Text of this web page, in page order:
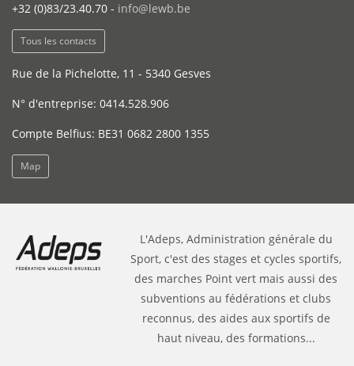
+32 (0)83/23.40.70 - info@lewb.be
Tous les contacts
Rue de la Pichelotte, 11 - 5340 Gesves
N° d'entreprise: 0414.528.906
Compte Belfius: BE31 0682 2800 1355
Map
L'Adeps, Administration générale du
Sport, c'est des stages et cycles sportifs,
des marches Point vert mais aussi des
subventions au fédérations et clubs
reconnus, des aides aux sportifs de
haut niveau, des formations...